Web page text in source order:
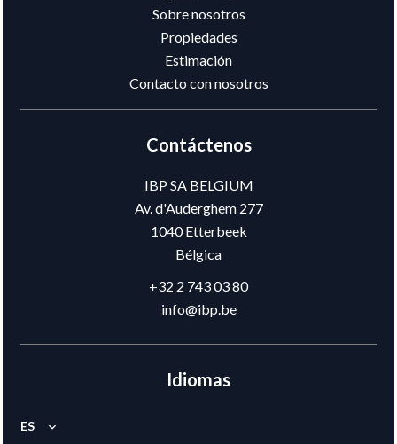
Sobre nosotros
Propiedades
Estimación
Contacto con nosotros
Contáctenos
IBP SA BELGIUM
Av. d'Auderghem 277
1040Etterbeek
Bélgica
+32 2 743 03 80
info@ibp.be
Idiomas
ES